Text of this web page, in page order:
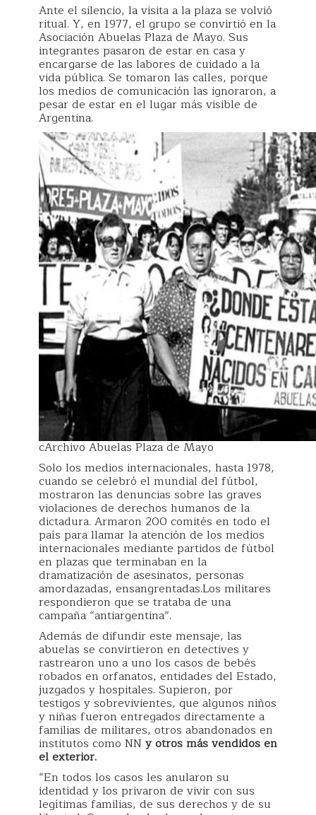
Ante el silencio, la visita a la plaza se volvió
ritual. Y, en 1977, el grupo se convirtió en la
Asociación Abuelas Plaza de Mayo. Sus
integrantes pasaron de estar en casa y
encargarse de las labores de cuidado a la
vida pública. Se tomaron las calles, porque
los medios de comunicación las ignoraron, a
pesar de estar en el lugar más visible de
Argentina.
cArchivo Abuelas Plaza de Mayo
Solo los medios internacionales, hasta 1978,
cuando se celebró el mundial del fútbol,
mostraron las denuncias sobre las graves
violaciones de derechos humanos de la
dictadura. Armaron 200 comités en todo el
país para llamar la atención de los medios
internacionales mediante partidos de fútbol
en plazas que terminaban en la
dramatización de asesinatos, personas
amordazadas, ensangrentadas.Los militares
respondieron que se trataba de una
campaña “antiargentina”.
Además de difundir este mensaje, las
abuelas se convirtieron en detectives y
rastrearon uno a uno los casos de bebés
robados en orfanatos, entidades del Estado,
juzgados y hospitales. Supieron, por
testigos y sobrevivientes, que algunos niños
y niñas fueron entregados directamente a
familias de militares, otros abandonados en
institutos como NN y otros más vendidos en
el exterior.
“En todos los casos les anularon su
identidad y los privaron de vivir con sus
legítimas familias, de sus derechos y de su